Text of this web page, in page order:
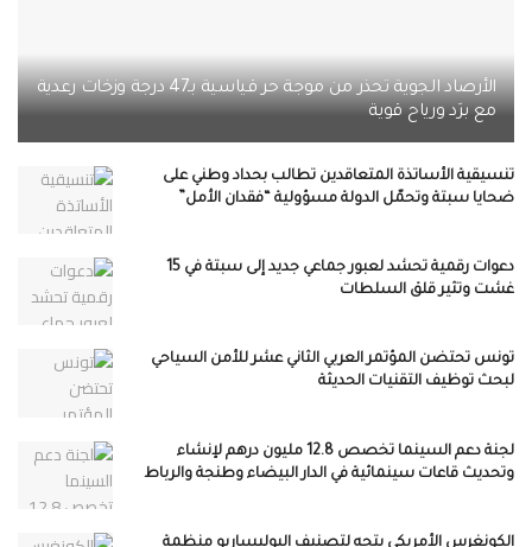
الأرصاد الجوية تحذر من موجة حر قياسية بـ47 درجة وزخات رعدية
مع برَد ورياح قوية
تنسيقية الأساتذة المتعاقدين تطالب بحداد وطني على
ضحايا سبتة وتحمّل الدولة مسؤولية “فقدان الأمل”
دعوات رقمية تحشد لعبور جماعي جديد إلى سبتة في 15
غشت وتثير قلق السلطات
تونس تحتضن المؤتمر العربي الثاني عشر للأمن السياحي
لبحث توظيف التقنيات الحديثة
لجنة دعم السينما تخصص 12.8 مليون درهم لإنشاء
وتحديث قاعات سينمائية في الدار البيضاء وطنجة والرباط
الكونغرس الأمريكي يتجه لتصنيف البوليساريو منظمة